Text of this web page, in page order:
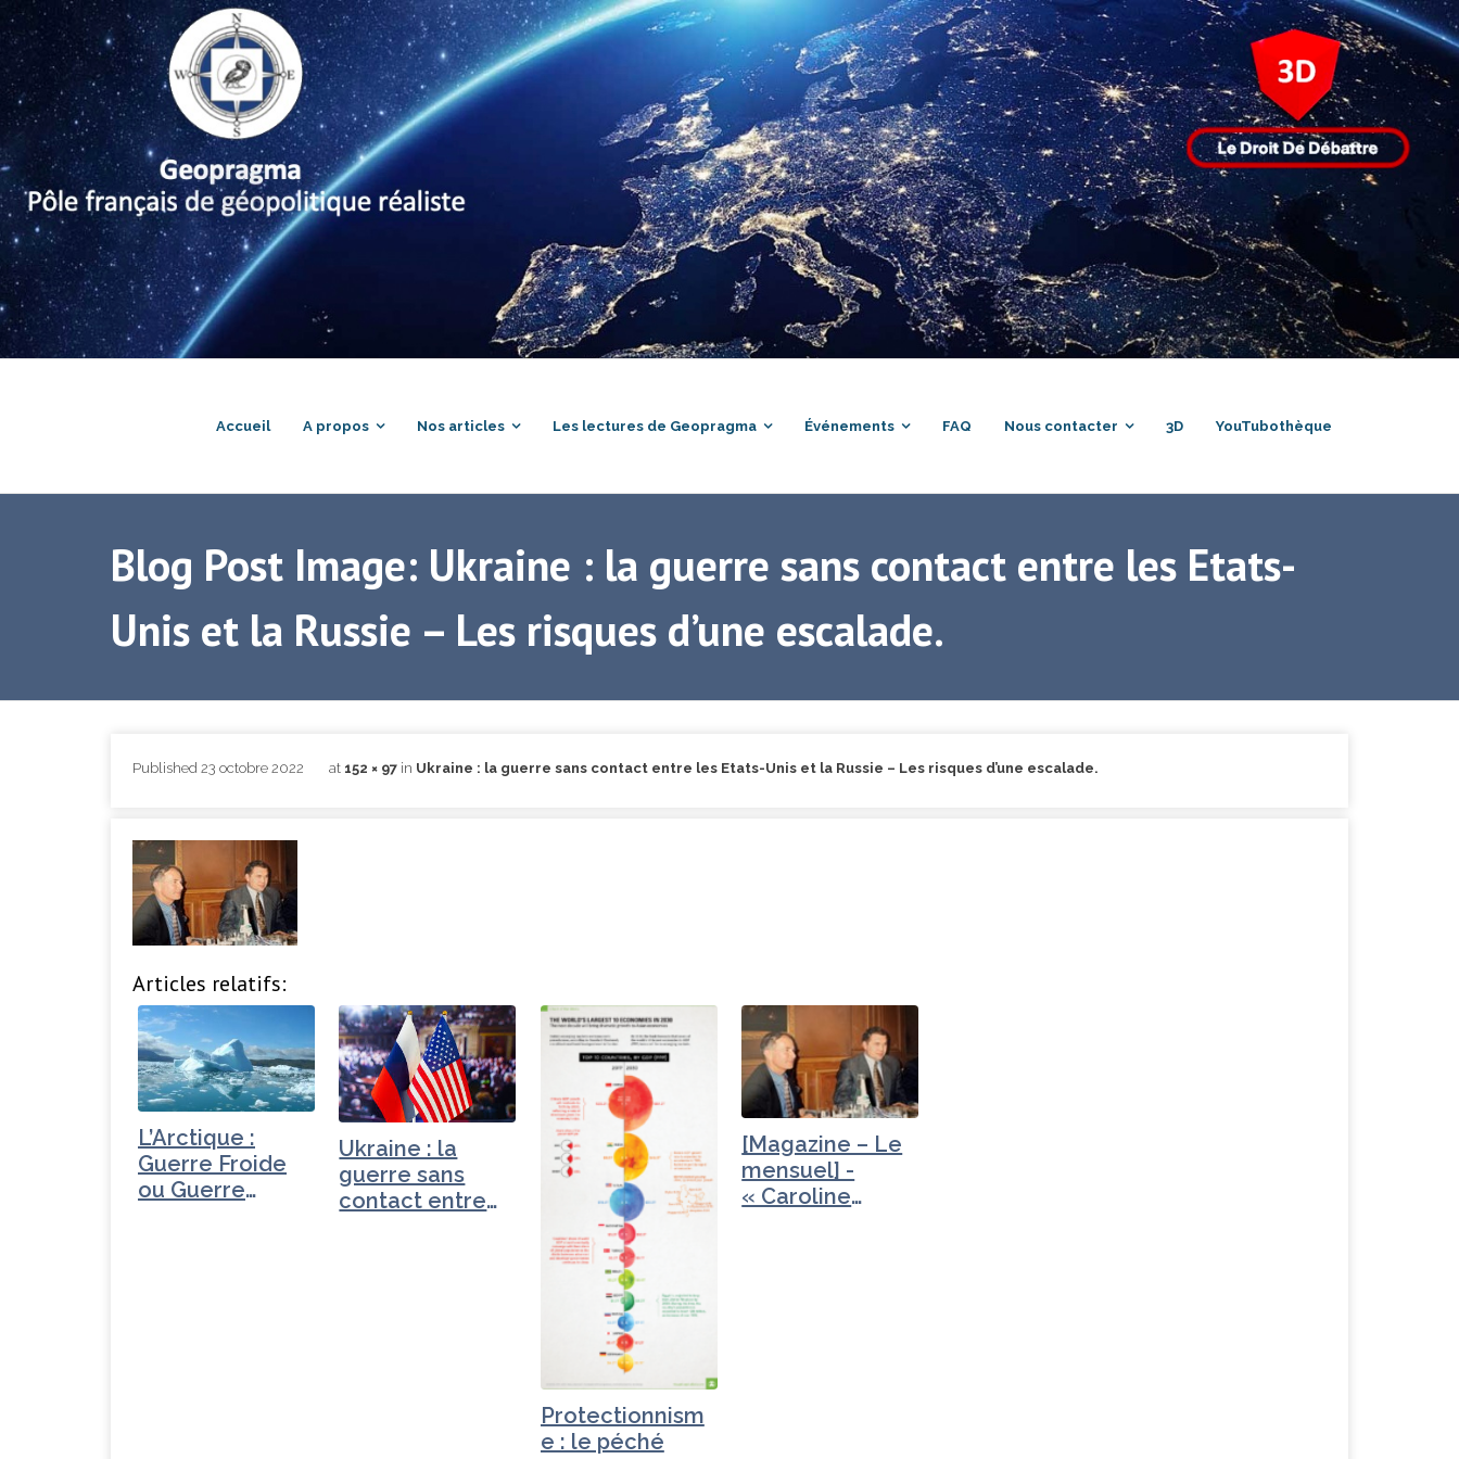
Accueil A propos Nos articles Les lectures de Geopragma Événements FAQ Nous contacter 3D YouTubothèque
Blog Post Image: Ukraine : la guerre sans contact entre les Etats-
Unis et la Russie – Les risques d’une escalade.
Published 23 octobre 2022 at 152 × 97 in Ukraine : la guerre sans contact entre les Etats-Unis et la Russie – Les risques d’une escalade.
Articles relatifs:
L’Arctique :
Guerre Froide
ou Guerre
Ukraine : la
guerre sans
contact entre
Protectionnism
e : le péché
[Magazine – Le
mensuel] -
« Caroline